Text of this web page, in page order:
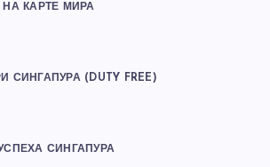
НА КАРТЕ МИРА
СИНГАПУРА (DUTY FREE)
СИНГАПУРА